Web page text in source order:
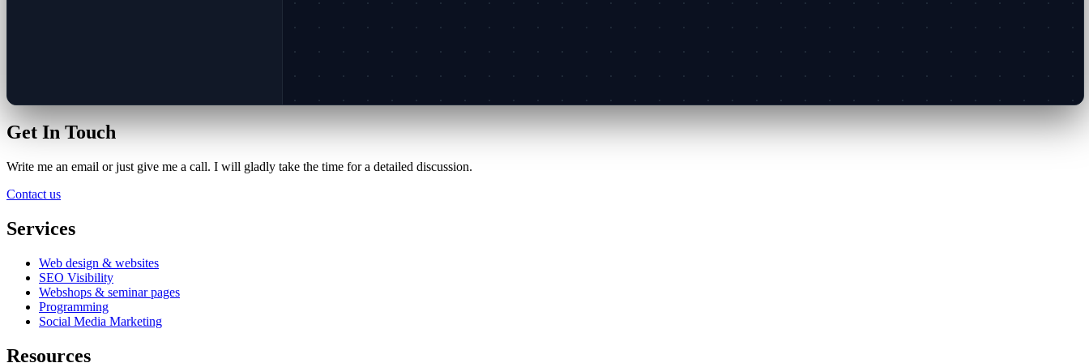
Get In Touch
Write me an email or just give me a call. I will gladly take the time for a detailed discussion.
Contact us
Services
Web design & websites
SEO Visibility
Webshops & seminar pages
Programming
Social Media Marketing
Resources